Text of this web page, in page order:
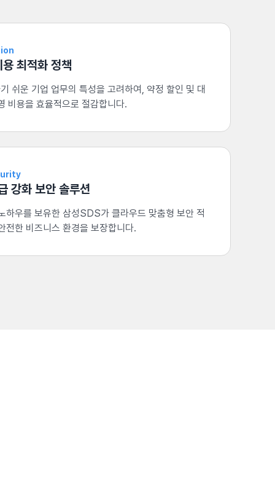
최적화 정책
쉬운 기업 업무의 특성을 고려하여, 약정 할인 및 대
비용을 효율적으로 절감합니다.
강화 보안 솔루션
하우를 보유한 삼성SDS가 클라우드 맞춤형 보안 적
전한 비즈니스 환경을 보장합니다.